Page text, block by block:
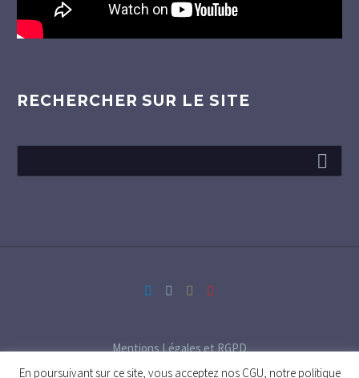
RECHERCHER SUR LE SITE
Mentions Légales et RGPD
En poursuivant sur ce site, vous acceptez nos CGU, notre politique